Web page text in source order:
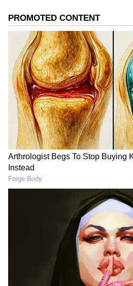
గూగుల్‌లో ఆసక్తికరమైన సమాచారం
ను మీ ఫ్రిఫర్డ్ సోర్స్ గా